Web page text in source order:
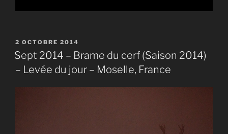
PUBLIÉ
LE
2 OCTOBRE 2014
Sept 2014 – Brame du cerf (Saison 2014)
– Levée du jour – Moselle, France